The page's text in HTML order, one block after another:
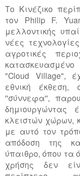
Το Κινέζικο
τον Philip F.
μελλοντικής
νέες
αγροτικές
"Cloud Village",
εθνική
''σύννεφα'',
δημιουργώντας
κλειστών χώρων,
με αυτό τον
απόδοση της
ύπαιθρο, όπου τα
χρήσης δεν